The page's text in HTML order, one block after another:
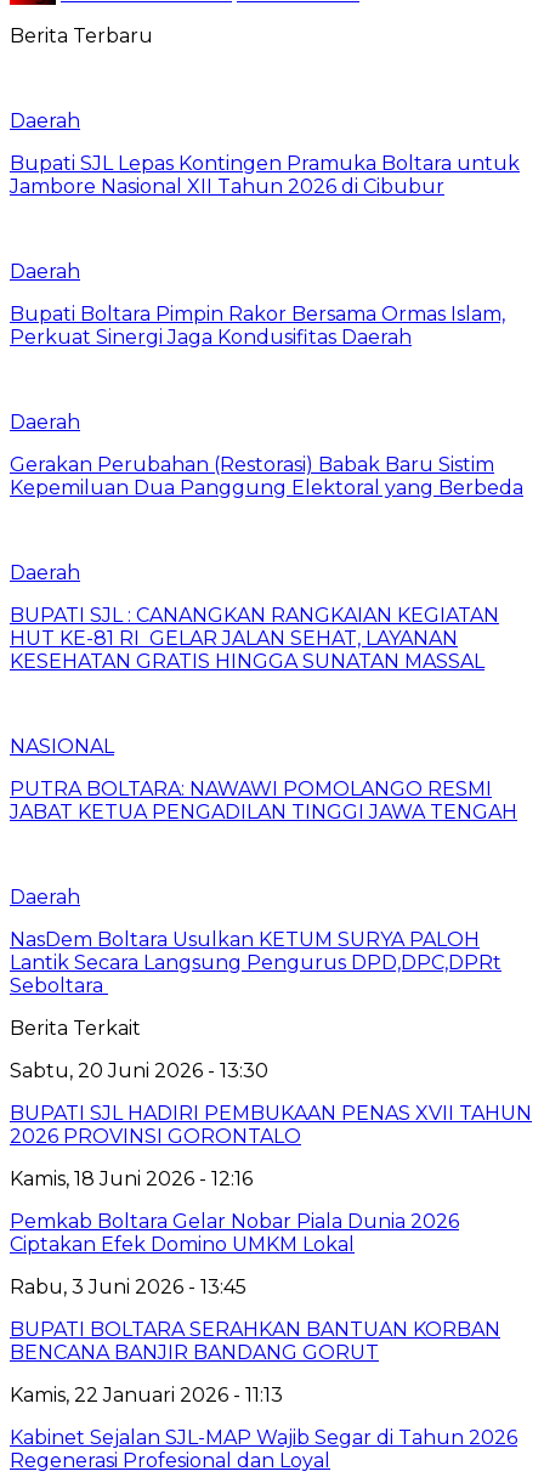
Berita Terbaru
Daerah
Bupati SJL Lepas Kontingen Pramuka Boltara untuk
Jambore Nasional XII Tahun 2026 di Cibubur
Daerah
Bupati Boltara Pimpin Rakor Bersama Ormas Islam,
Perkuat Sinergi Jaga Kondusifitas Daerah
Daerah
Gerakan Perubahan (Restorasi) Babak Baru Sistim
Kepemiluan Dua Panggung Elektoral yang Berbeda
Daerah
BUPATI SJL : CANANGKAN RANGKAIAN KEGIATAN
HUT KE-81 RI GELAR JALAN SEHAT, LAYANAN
KESEHATAN GRATIS HINGGA SUNATAN MASSAL
NASIONAL
PUTRA BOLTARA: NAWAWI POMOLANGO RESMI
JABAT KETUA PENGADILAN TINGGI JAWA TENGAH
Daerah
NasDem Boltara Usulkan KETUM SURYA PALOH
Lantik Secara Langsung Pengurus DPD,DPC,DPRt
Seboltara ‎
Berita Terkait
Sabtu, 20 Juni 2026 - 13:30
BUPATI SJL HADIRI PEMBUKAAN PENAS XVII TAHUN
2026 PROVINSI GORONTALO
Kamis, 18 Juni 2026 - 12:16
‎Pemkab Boltara Gelar Nobar Piala Dunia 2026
Ciptakan Efek Domino UMKM Lokal
Rabu, 3 Juni 2026 - 13:45
BUPATI BOLTARA SERAHKAN BANTUAN KORBAN
BENCANA BANJIR BANDANG GORUT
Kamis, 22 Januari 2026 - 11:13
Kabinet Sejalan SJL-MAP Wajib Segar di Tahun 2026
Regenerasi Profesional dan Loyal